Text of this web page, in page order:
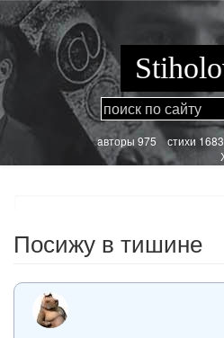
Перейти
к
основному
содержанию
aвторы 975стихи
Посижу в тишине